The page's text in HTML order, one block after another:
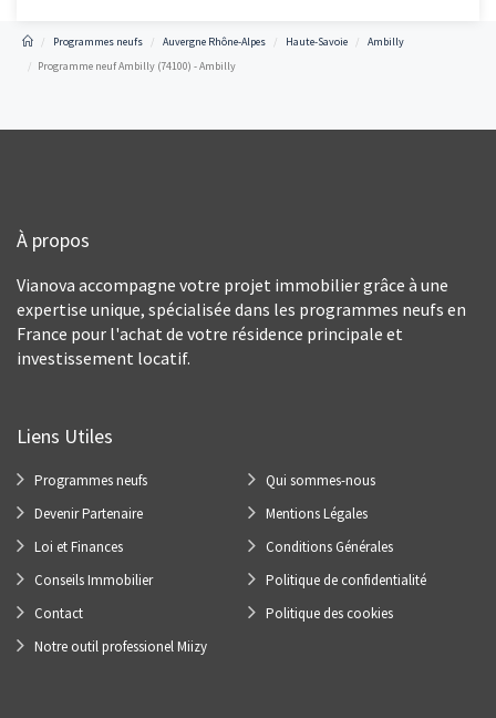
Programmes neufs Auvergne Rhône-Alpes Haute-Savoie
Ambilly
Programme neuf Ambilly (74100) - Ambilly
À propos
Vianova accompagne votre projet immobilier grâce à une
expertise unique, spécialisée dans les programmes neufs en
France pour l'achat de votre résidence principale et
investissement locatif.
Liens Utiles
Programmes neufs
Devenir Partenaire
Loi et Finances
Conseils Immobilier
Contact
Notre outil professionel Miizy
Qui sommes-nous
Mentions Légales
Conditions Générales
Politique de confidentialité
Politique des cookies